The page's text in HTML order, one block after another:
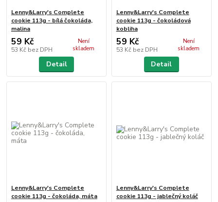
Lenny&Larry's Complete
cookie 113g - bílá čokoláda,
malina
59 Kč
53 Kč bez DPH
Není
skladem
Detail
Lenny&Larry's Complete
cookie 113g - čokoládová
kobliha
59 Kč
53 Kč bez DPH
Není
skladem
Detail
Lenny&Larry's Complete
cookie 113g - čokoláda, máta
Lenny&Larry's Complete
cookie 113g - jablečný koláč